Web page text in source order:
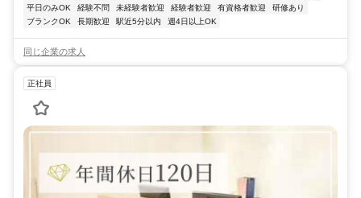
平日のみOK
経験不問 未経験者歓迎 経験者歓迎 有資格者歓迎
研修あり
ブランクOK
長期歓迎 駅近5分以内 週4日以上OK
同じ企業の求人
正社員